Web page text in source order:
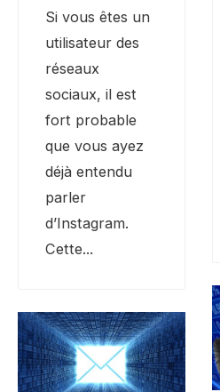
Si vous êtes un
utilisateur des
réseaux
sociaux, il est
fort probable
que vous ayez
déjà entendu
parler
d’Instagram.
Cette...